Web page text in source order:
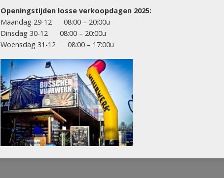
500 GRAMS & HOGER (KILO KRUIT)
The Emperor (½ kg kruit)
Openingstijden losse verkoopdagen 2025:
Maandag 29-12 08:00 – 20:00u
Dinsdag 30-12 08:00 – 20:00u
Woensdag 31-12 08:00 – 17:00u